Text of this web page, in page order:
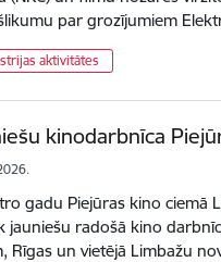
par grozījumiem
aktivitātes
kinodarbnīca
gadu Piejūras kino ciemā
jauniešu radošā kino
Rīgas un vietējā Limbažu